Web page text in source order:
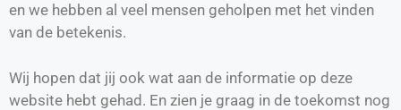
en we hebben al veel mensen geholpen met het vinden
van de betekenis.
Wij hopen dat jij ook wat aan de informatie op deze
website hebt gehad. En zien je graag in de toekomst nog